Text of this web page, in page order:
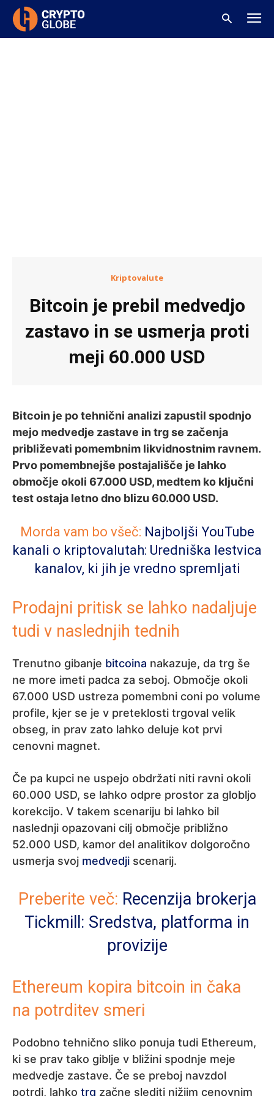
Kriptovalute
Bitcoin je prebil medvedjo
zastavo in se usmerja proti
meji 60.000 USD
Bitcoin je po tehnični analizi zapustil spodnjo
mejo medvedje zastave in trg se začenja
približevati pomembnim likvidnostnim ravnem.
Prvo pomembnejše postajališče je lahko
območje okoli 67.000 USD, medtem ko ključni
test ostaja letno dno blizu 60.000 USD.
Morda vam bo všeč: Najboljši YouTube
kanali o kriptovalutah: Uredniška lestvica
kanalov, ki jih je vredno spremljati
Prodajni pritisk se lahko nadaljuje
tudi v naslednjih tednih
Trenutno gibanje bitcoina nakazuje, da trg še
ne more imeti padca za seboj. Območje okoli
67.000 USD ustreza pomembni coni po volume
profile, kjer se je v preteklosti trgoval velik
obseg, in prav zato lahko deluje kot prvi
cenovni magnet.
Če pa kupci ne uspejo obdržati niti ravni okoli
60.000 USD, se lahko odpre prostor za globljo
korekcijo. V takem scenariju bi lahko bil
naslednji opazovani cilj območje približno
52.000 USD, kamor del analitikov dolgoročno
usmerja svoj medvedji scenarij.
Preberite več: Recenzija brokerja
Tickmill: Sredstva, platforma in
provizije
Ethereum kopira bitcoin in čaka
na potrditev smeri
Podobno tehnično sliko ponuja tudi Ethereum,
ki se prav tako giblje v bližini spodnje meje
medvedje zastave. Če se preboj navzdol
potrdi, lahko trg začne slediti nižjim cenovnim